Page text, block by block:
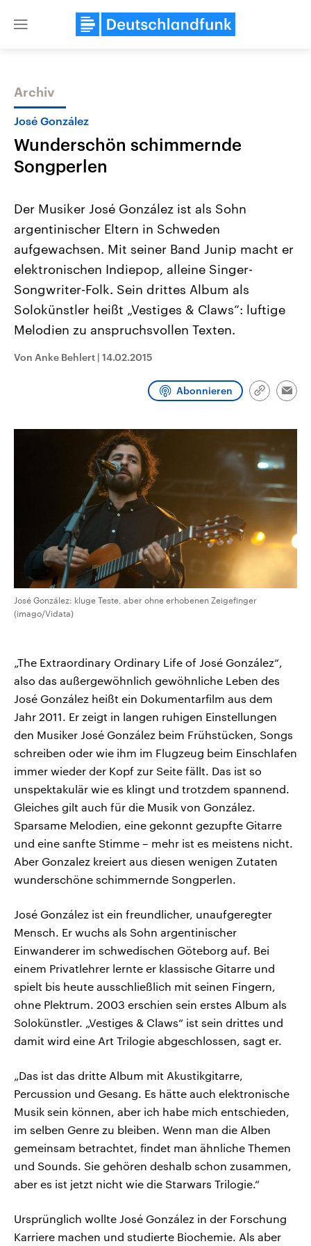
Close
Themen
Landtagswahl Sachsen-Anhalt
2026
Alle Informationen
Sachsen-Anhalt wählt am 6.
September 2026 einen neuen
Landtag. Seit 2021 wird das
Bundesland von einer Koalition aus
Umfragen, Prognosen,
und Hintergründe zu den Parteien
und Kandidaten der anstehenden
USA
Aktuelle Beiträge,
Hintergründe
Wirtschaftlich und
gehören die Vereinigten
den mächtigsten Ländern
mit großem Einfluss auf
aktuelle Weltgeschehen.
Sendungen Programm
Archiv
José González
Wunderschön schimmernde
Songperlen
Der Musiker José González ist als Sohn
argentinischer Eltern in Schweden
aufgewachsen. Mit seiner Band Junip macht er
elektronischen Indiepop, alleine Singer-
Songwriter-Folk. Sein drittes Album als
Solokünstler heißt „Vestiges & Claws“: luftige
Melodien zu anspruchsvollen Texten.
Von Anke Behlert | 14.02.2015
Abonnieren
Link
José González: kluge Teste, aber ohne erhobenen Zeigefinger
(imago/Vidata)
„The Extraordinary Ordinary Life of José González“,
also das außergewöhnlich gewöhnliche Leben des
José González heißt ein Dokumentarfilm aus dem
Jahr 2011. Er zeigt in langen ruhigen Einstellungen
den Musiker José González beim Frühstücken, Songs
schreiben oder wie ihm im Flugzeug beim Einschlafen
immer wieder der Kopf zur Seite fällt. Das ist so
unspektakulär wie es klingt und trotzdem spannend.
Gleiches gilt auch für die Musik von González.
Sparsame Melodien, eine gekonnt gezupfte Gitarre
und eine sanfte Stimme – mehr ist es meistens nicht.
Aber Gonzalez kreiert aus diesen wenigen Zutaten
wunderschöne schimmernde Songperlen.
José González ist ein freundlicher, unaufgeregter
Mensch. Er wuchs als Sohn argentinischer
Einwanderer im schwedischen Göteborg auf. Bei
einem Privatlehrer lernte er klassische Gitarre und
spielt bis heute ausschließlich mit seinen Fingern,
ohne Plektrum. 2003 erschien sein erstes Album als
Solokünstler. „Vestiges & Claws“ ist sein drittes und
damit wird eine Art Trilogie abgeschlossen, sagt er.
„Das ist das dritte Album mit Akustikgitarre,
Percussion und Gesang. Es hätte auch elektronische
Musik sein können, aber ich habe mich entschieden,
im selben Genre zu bleiben. Wenn man die Alben
gemeinsam betrachtet, findet man ähnliche Themen
und Sounds. Sie gehören deshalb schon zusammen,
aber es ist jetzt nicht wie die Starwars Trilogie.“
Ursprünglich wollte José González in der Forschung
Karriere machen und studierte Biochemie. Als aber